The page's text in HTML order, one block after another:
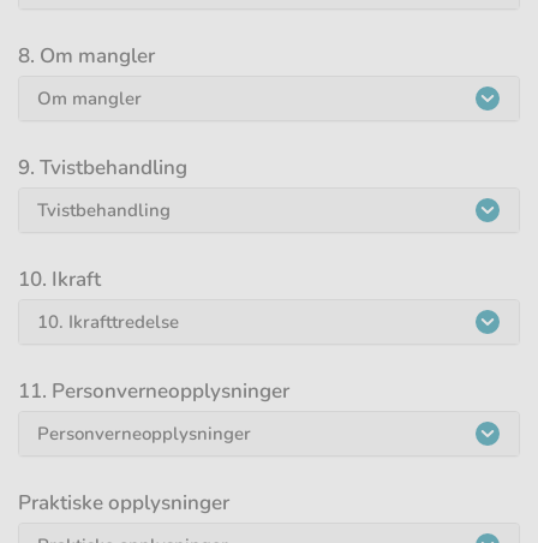
8. Om mangler
Om mangler
9. Tvistbehandling
Tvistbehandling
10. Ikraft
10. Ikrafttredelse
11. Personverneopplysninger
Personverneopplysninger
Praktiske opplysninger